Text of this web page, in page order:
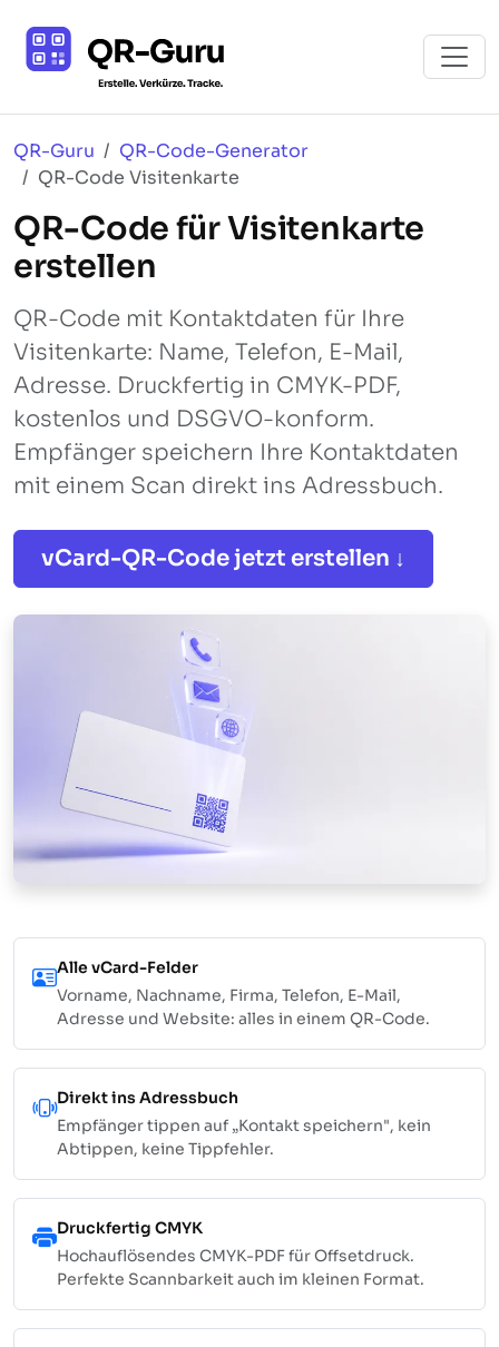
QR-Guru
QR-Code-Generator
QR-Code Visitenkarte
QR-Code für Visitenkarte
erstellen
QR-Code mit Kontaktdaten für Ihre
Visitenkarte: Name, Telefon, E-Mail,
Adresse. Druckfertig in CMYK-PDF,
kostenlos und DSGVO-konform.
Empfänger speichern Ihre Kontaktdaten
mit einem Scan direkt ins Adressbuch.
vCard-QR-Code jetzt erstellen ↓
Alle vCard-Felder
Vorname, Nachname, Firma, Telefon, E-Mail,
Adresse und Website: alles in einem QR-Code.
Direkt ins Adressbuch
Empfänger tippen auf „Kontakt speichern", kein
Abtippen, keine Tippfehler.
Druckfertig CMYK
Hochauflösendes CMYK-PDF für Offsetdruck.
Perfekte Scannbarkeit auch im kleinen Format.